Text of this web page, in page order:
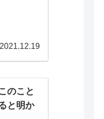
2021.12.19
のこと
と明か